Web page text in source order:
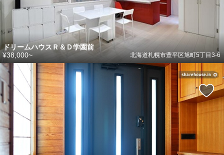
ドリームハウスＲ＆Ｄ学園前
北海道札幌市豊平区旭町5丁目3-6
¥38,000~